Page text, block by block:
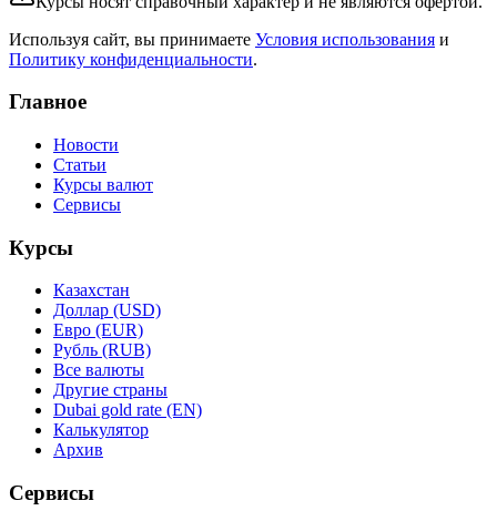
Используя сайт, вы принимаете Условия использования и
Политику конфиденциальности.
Главное
Новости
Статьи
Курсы валют
Сервисы
Курсы
Казахстан
Доллар (USD)
Евро (EUR)
Рубль (RUB)
Все валюты
Другие страны
Dubai gold rate (EN)
Калькулятор
Архив
Сервисы